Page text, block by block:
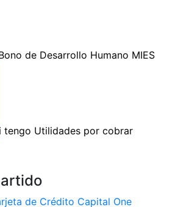
de Crédito Capital One